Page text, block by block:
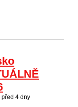
před 4 dny